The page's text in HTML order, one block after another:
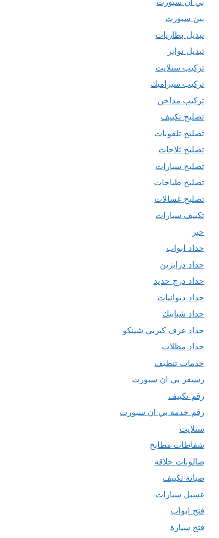
بين سبورت
تبديل بطاريات
تبديل تواير
تركيب ستلايت
تركيب سيراميك
تركيب مداخن
تصليح تكييف
تصليح تلفونات
تصليح ثلاجات
تصليح سيارات
تصليح طباخات
تصليح غسالات
تكييف سيارات
حبر
حداد ابواب
حداد درابزين
حداد درج حديد
حداد ديوانيات
حداد شبابيك
حداد غرف كيربي شينكو
حداد مظلات
خدمات تنظيف
رسيفر بي ان سبورت
رقم تكييف
رقم خدمة بي ان سبورت
ستلايت
شفاطات مطابخ
صالونات حلاقة
صيانة تكييف
غسيل سيارات
فتح ابواب
فتح سيارة